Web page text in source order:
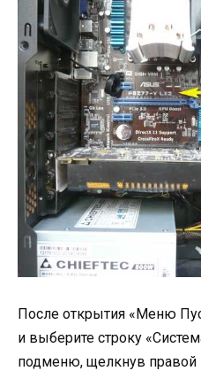
После открытия «Меню
и выберите строку
подменю, щелкнув